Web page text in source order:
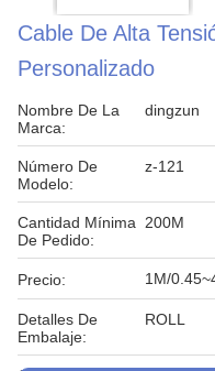
Cable De Alta
Personalizado
Nombre De La
Marca:
dingzun
Número De
Modelo:
z-121
Cantidad Mínima
De Pedido:
200M
Precio: 1M/
Detalles De
Embalaje:
ROLL